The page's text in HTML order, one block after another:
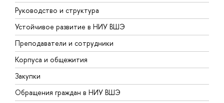
Руководство и структура
Устойчивое развитие в НИУ ВШЭ
Преподаватели и сотрудники
Корпуса и общежития
Закупки
Обращения граждан в НИУ ВШЭ